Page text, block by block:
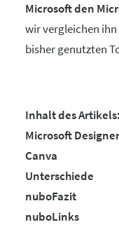
Microsoft den
wir vergleichen
bisher genutzten
Inhalt des Artikels:
Microsoft Designer
Canva
Unterschiede
nuboFazit
nuboLinks